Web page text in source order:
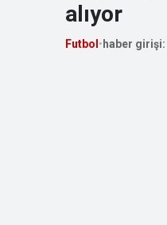
alıyor
Futbol • haber girişi: